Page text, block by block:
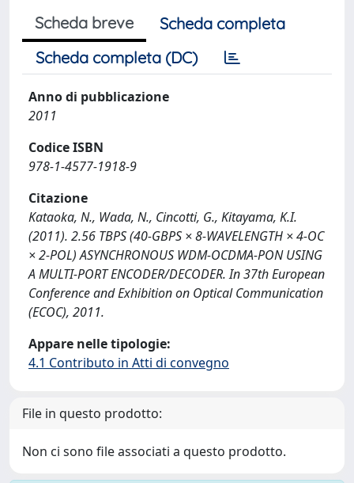
Scheda breve
Scheda completa
Scheda completa (DC)
Anno di pubblicazione
2011
Codice ISBN
978-1-4577-1918-9
Citazione
Kataoka, N., Wada, N., Cincotti, G., Kitayama, K.I.
(2011). 2.56 TBPS (40-GBPS × 8-WAVELENGTH × 4-OC
× 2-POL) ASYNCHRONOUS WDM-OCDMA-PON USING
A MULTI-PORT ENCODER/DECODER. In 37th European
Conference and Exhibition on Optical Communication
(ECOC), 2011.
Appare nelle tipologie:
4.1 Contributo in Atti di convegno
File in questo prodotto:
Non ci sono file associati a questo prodotto.